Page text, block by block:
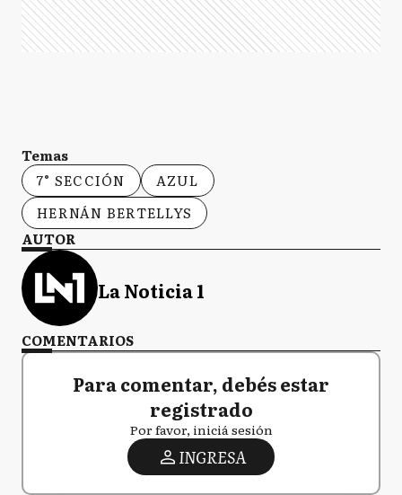
Temas
7° SECCIÓN
AZUL
HERNÁN BERTELLYS
AUTOR
La Noticia 1
COMENTARIOS
Para comentar, debés estar
registrado
Por favor, iniciá sesión
INGRESA